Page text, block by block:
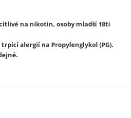
na nikotin, osoby mladší 18ti
alergií na Propylenglykol (PG).